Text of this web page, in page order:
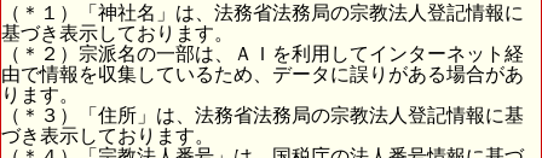
（＊１）「神社名」は、法務省法務局の宗教法人登記情報に
基づき表示しております。
（＊２）宗派名の一部は、ＡＩを利用してインターネット経
由で情報を収集しているため、データに誤りがある場合があ
ります。
（＊３）「住所」は、法務省法務局の宗教法人登記情報に基
づき表示しております。